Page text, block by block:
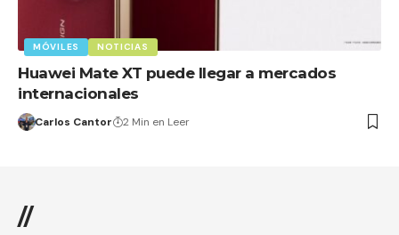
MÓVILES NOTICIAS
Huawei Mate XT puede llegar a mercados
internacionales
Carlos Cantor 2 Min en Leer
//